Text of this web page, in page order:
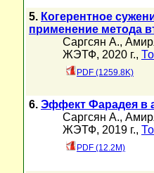
5. Когерентное
применение метода
Саргсян А.,
ЖЭТФ, 2020 г.,
PDF (1259.8K)
6. Эффект Фарадея в
Саргсян А.,
ЖЭТФ, 2019 г.,
PDF (12.2M)